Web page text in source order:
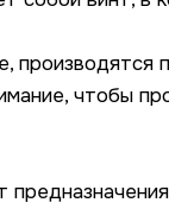
производятся
чтобы